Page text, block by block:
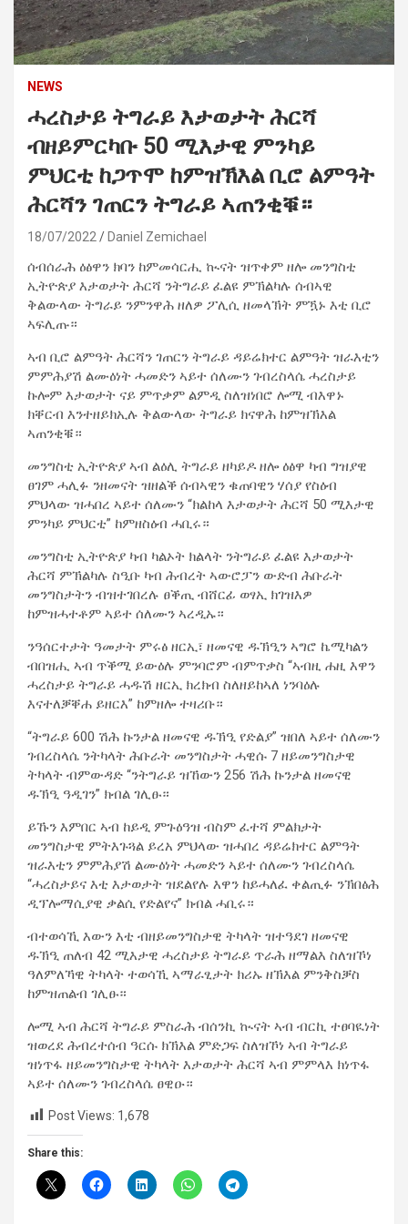
NEWS
ሓረስታይ ትግራይ እታወታት ሕርሻ
ብዘይምርካቡ 50 ሚእታዊ ምንካይ
ምህርቲ ከጋጥሞ ከምዝኽእል ቢሮ ልምዓት
ሕርሻን ገጠርን ትግራይ ኣጠንቂቑ።
18/07/2022 Daniel Zemichael
ሰብሰራሕ ዕፅዋን ክባን ከምመሳርሒ ኲናት ዝጥቀም ዘሎ መንግስቲ
ኢትዮጵያ እታወታት ሕርሻ ንትግራይ ፈልዩ ምኽልካሉ ሰብኣዊ
ቅልውላው ትግራይ ንምንዋሕ ዘለዎ ፖሊሲ ዘመላኽት ምዃኑ እቲ ቢሮ
ኣፍሊጡ።
ኣብ ቢሮ ልምዓት ሕርሻን ገጠርን ትግራይ ዳይሬክተር ልምዓት ዝራእቲን
ምምሕያሽ ልሙዕነት ሓመድን ኣይተ ሰለሙን ገብረስላሴ ሓረስታይ
ኩሎም እታወታት ናይ ምጥቃም ልምዲ ስለዝነበሮ ሎሚ ብእዋኑ
ክቐርብ እንተዘይክኢሉ ቅልውላው ትግራይ ክናዋሕ ከምዝኽእል
ኣጠንቂቑ።
መንግስቲ ኢትዮጵያ ኣብ ልዕሊ ትግራይ ዘካይዶ ዘሎ ዕፅዋ ካብ ግዝያዊ
ፀገም ሓሊፉ ንዘመናት ዝዘልቕ ሰብኣዊን ቁጠባዊን ሃሰያ የስዕብ
ምህላው ዝሓበረ ኣይተ ሰለሙን “ክልከላ እታወታት ሕርሻ 50 ሚእታዊ
ምንካይ ምህርቲ” ከምዘስዕብ ሓቢሩ።
መንግስቲ ኢትዮጵያ ካብ ካልኦት ክልላት ንትግራይ ፈልዩ እታወታት
ሕርሻ ምኽልካሉ ስዒቡ ካብ ሕብረት ኣውሮፓን ውድብ ሕቡራት
መንግስታትን ብዝተገበረሉ ፀቕጢ ብሸርፊ ወፃኢ ክገዝእዎ
ከምዝሓተቶም ኣይተ ሰለሙን ኣረዲኡ።
ንዓሰርተታት ዓመታት ምሩፅ ዘርኢ፣ ዘመናዊ ዱኽዒን ኣግሮ ኬሚካልን
ብበዝሒ ኣብ ጥቕሚ ይውዕሉ ምንባሮም ብምጥቃስ “ኣብዚ ሐዚ እዋን
ሓረስታይ ትግራይ ሓዱሽ ዘርኢ ክረክብ ስለዘይከኣለ ነንባዕሉ
እናተለቓቐሐ ይዘርእ” ከምዘሎ ተዛሪቡ።
“ትግራይ 600 ሽሕ ኩንታል ዘመናዊ ዱኽዒ የድልያ” ዝበለ ኣይተ ሰለሙን
ገብረስላሴ ንትካላት ሕቡራት መንግስታት ሓዊሱ 7 ዘይመንግስታዊ
ትካላት ብምውዳድ “ንትግራይ ዝኸውን 256 ሽሕ ኩንታል ዘመናዊ
ዱኽዒ ዓዲገን” ክብል ገሊፁ።
ይኹን እምበር ኣብ ከይዲ ምጉዕዓዝ ብስም ፈተሻ ምልክታት
መንግስታዊ ምትእጉጓል ይረአ ምህላው ዝሓበረ ዳይሬክተር ልምዓት
ዝራእቲን ምምሕያሽ ልሙዕነት ሓመድን ኣይተ ሰለሙን ገብረስላሴ
“ሓረስታይና እቲ እታወታት ዝደልየሉ እዋን ከይሓለፈ ቀልጢፉ ንኽበፅሕ
ዲፕሎማሲያዊ ቃልሲ የድልየና” ክብል ሓቢሩ።
ብተወሳኺ እውን እቲ ብዘይመንግስታዊ ትካላት ዝተዓደገ ዘመናዊ
ዱኽዒ ጠለብ 42 ሚእታዊ ሓረስታይ ትግራይ ጥራሕ ዘማልእ ስለዝኾነ
ዓለምለኻዊ ትካላት ተወሳኺ ኣማራፂታት ክሪኡ ዘኽእል ምንቅስቓስ
ከምዝጠልብ ገሊፁ።
ሎሚ ኣብ ሕርሻ ትግራይ ምስራሕ ብሰንኪ ኲናት ኣብ ብርኪ ተፀባዪነት
ዝወረደ ሕብረተሰብ ዓርሱ ክኽእል ምድጋፍ ስለዝኾነ ኣብ ትግራይ
ዝነጥፋ ዘይመንግስታዊ ትካላት እታወታት ሕርሻ ኣብ ምምላእ ክነጥፋ
ኣይተ ሰለሙን ገብረስላሴ ፀዊዑ።
Post Views: 1,678
Share this: